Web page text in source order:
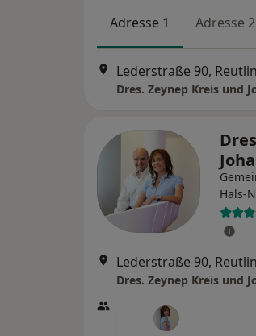
Adresse 1 Adresse 2
Lederstraße 90,
Dres. Zeynep Kreis und
Hals-
Lederstraße 90,
Dres. Zeynep Kreis und